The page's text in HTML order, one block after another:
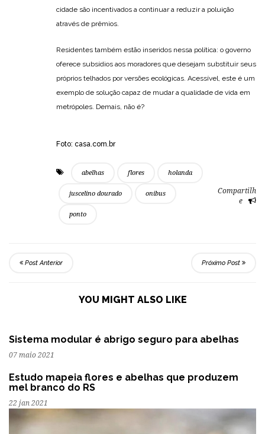
cidade são incentivados a continuar a reduzir a poluição
através de prêmios.
Residentes também estão inseridos nessa política: o governo
oferece subsídios aos moradores que desejam substituir seus
próprios telhados por versões ecológicas. Acessível, este é um
exemplo de solução capaz de mudar a qualidade de vida em
metrópoles. Demais, não é?
Foto: casa.com.br
abelhas flores holanda
juscelino dourado onibus
ponto
Compartilh
e
Post Anterior Próximo Post
YOU MIGHT ALSO LIKE
Sistema modular é abrigo seguro para abelhas
07 maio 2021
Estudo mapeia flores e abelhas que produzem
mel branco do RS
22 jan 2021